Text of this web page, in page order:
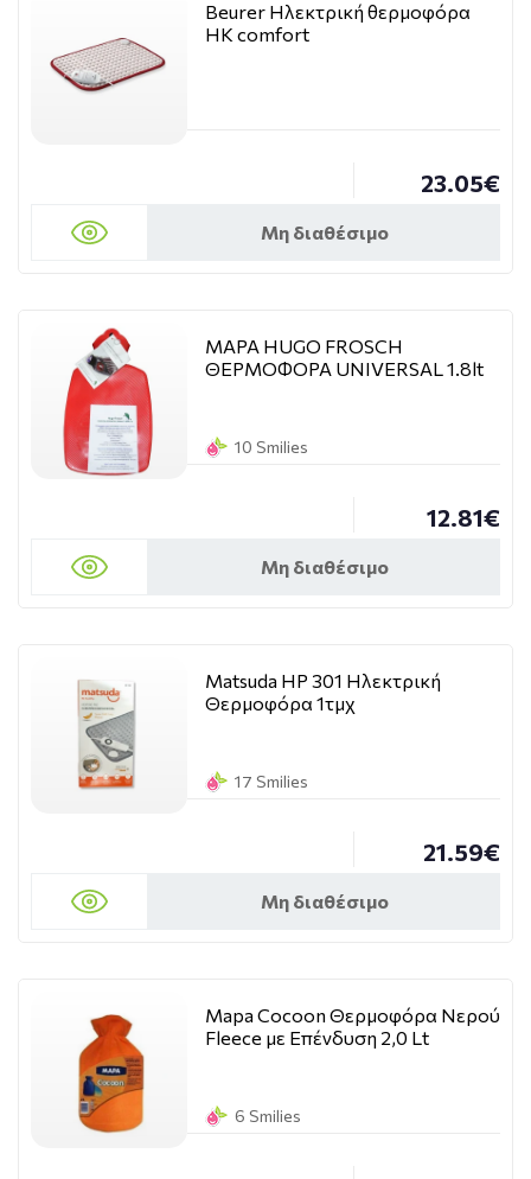
Beurer Ηλεκτρική θερμοφόρα
HK comfort
23.05€
Μη διαθέσιμο
MAPA HUGO FROSCH
ΘΕΡΜΟΦΟΡΑ UNIVERSAL 1.8lt
10 Smilies
12.81€
Μη διαθέσιμο
Matsuda HP 301 Ηλεκτρική
Θερμοφόρα 1τμχ
17 Smilies
21.59€
Μη διαθέσιμο
Mapa Cocoon Θερμοφόρα Νερού
Fleece με Επένδυση 2,0 Lt
6 Smilies